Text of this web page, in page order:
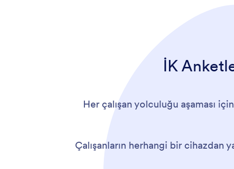
İK
Her çalışan yolculuğu aşaması
Çalışanların herhangi bir cihazdan